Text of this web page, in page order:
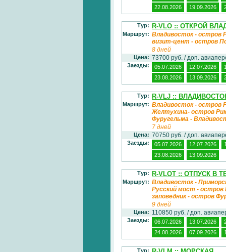
22.08.2026
19.09.2026
Тур: R-VLO :: ОТКРОЙ
Маршрут: Владивосток - остров
визит-цент - остров
8 дней
Цена: 73700 руб. / доп.
Заезды: 05.07.2026 12.07.2026
23.08.2026
13.09.2026
Тур: R-VLJ ::
Маршрут: Владивосток - остров
Желтухина- остров
Фуругельма -
7 дней
Цена: 70750 руб. / доп.
Заезды: 05.07.2026 12.07.2026
23.08.2026
13.09.2026
Тур: R-VLOT :: ОТПУСК В
Маршрут: Владивосток -
Русский мост - остров
заповедник - остров
9 дней
Цена: 110850 руб. / доп.
Заезды: 06.07.2026 13.07.2026
24.08.2026
07.09.2026
Тур: